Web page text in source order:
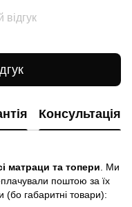
Консультація
матраци та топери. Ми
поштою за їх
габаритні товари):